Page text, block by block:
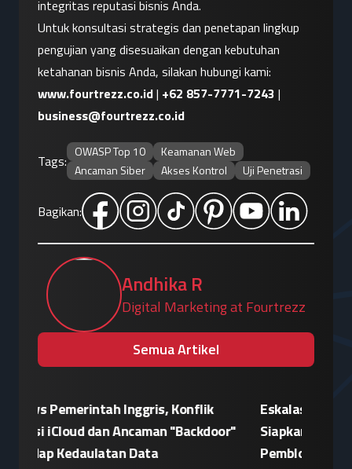
integritas reputasi bisnis Anda.
Untuk konsultasi strategis dan penetapan lingkup
pengujian yang disesuaikan dengan kebutuhan
ketahanan bisnis Anda, silakan hubungi kami:
www.fourtrezz.co.id | +62 857-7771-7243
business@fourtrezz.co.id
Tags:
OWASP Top 10
Keamanan Web
Ancaman Siber
Akses Kontrol Uji Penetrasi
Bagikan:
Andhika R
Digital Marketing at Fourtrezz
Semua Artikel
Patroli Siber Polda Metro Jaya Netralisir
Kampanye Disinformasi Hoaks di TikTok
Jelang 17 Agustus